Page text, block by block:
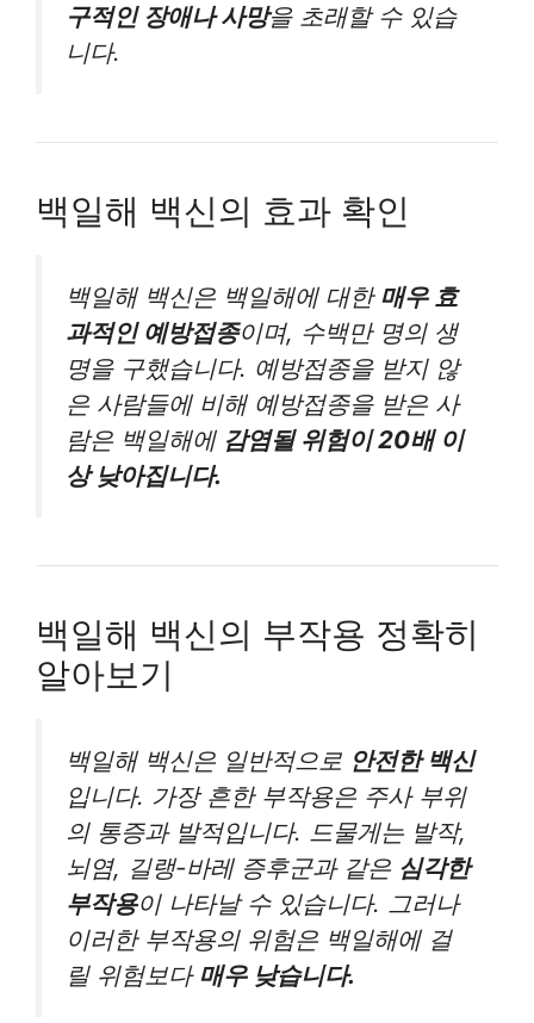
구적인 장애나 사망을 초래할 수 있습
니다.
백일해 백신의 효과 확인
백일해 백신은 백일해에 대한 매우 효
과적인 예방접종이며, 수백만 명의 생
명을 구했습니다. 예방접종을 받지 않
은 사람들에 비해 예방접종을 받은 사
람은 백일해에 감염될 위험이 20배 이
상 낮아집니다.
백일해 백신의 부작용 정확히
알아보기
백일해 백신은 일반적으로 안전한 백신
입니다. 가장 흔한 부작용은 주사 부위
의 통증과 발적입니다. 드물게는 발작,
뇌염, 길랭-바레 증후군과 같은 심각한
부작용이 나타날 수 있습니다. 그러나
이러한 부작용의 위험은 백일해에 걸
릴 위험보다 매우 낮습니다.